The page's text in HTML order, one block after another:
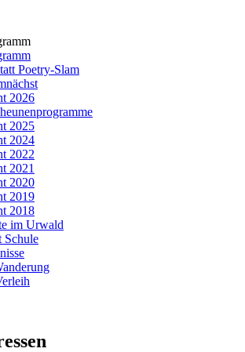
Poetry-Slam
2026
2025
2024
2022
2021
2020
2019
2018
im Urwald
Schule